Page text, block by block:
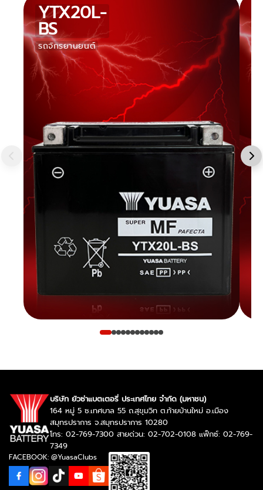
YTX20L-
BS
รถจักรยานยนต์
บริษัท ยัวซ่าแบตเตอรี่ ประเทศไทย จำกัด (มหาชน)
164 หมู่ 5 ซ.เทศบาล 55 ถ.สุขุมวิท ต.ท้ายบ้านใหม่ อ.เมือง
สมุทรปราการ จ.สมุทรปราการ 10280
โทร: 02-769-7300 สายด่วน: 02-702-0108 แฟ็กซ์: 02-769-
7349
FACEBOOK: @YuasaClubs